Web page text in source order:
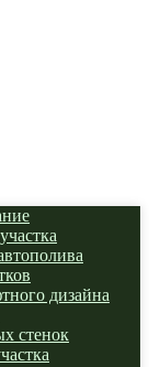
дизайна
стенок